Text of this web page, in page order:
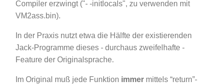
Compiler erzwingt ("- -initlocals", zu verwenden mit
VM2ass.bin).
In der Praxis nutzt etwa die Hälfte der existierenden
Jack-Programme dieses - durchaus zweifelhafte -
Feature der Originalsprache.
Im Original muß jede Funktion immer mittels “return”-